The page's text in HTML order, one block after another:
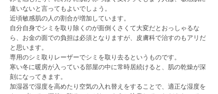
違いないと言ってもよいでしょう。
近頃敏感肌の人の割合が増加しています。
自分自身でシミを取り除くのが面倒くさくて大変だとおっしゃるな
ら、お金の面での負担は必須となりますが、皮膚科で治すのもアリだ
と思います。
専用のシミ取りレーザーでシミを取り去るというものです。
寒い冬に暖房が入っている部屋の中に常時居続けると、肌の乾燥が深
刻になってきます。
加湿器で湿度を高めたり空気の入れ替えをすることで、適正な湿度を